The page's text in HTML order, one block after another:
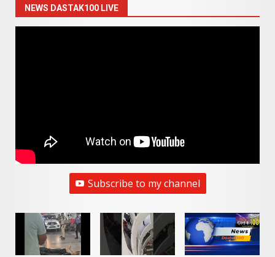
NEWS DASTAK100 LIVE
Subscribe to my channel